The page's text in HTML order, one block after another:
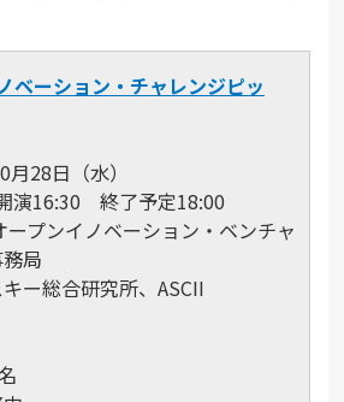
ベーション・チャレンジピッ
28日（水）
演16:30 終了予定18:00
プンイノベーション・ベンチャ
局
キー総合研究所、ASCII